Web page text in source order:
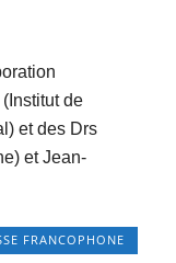
de
et des Drs
et Jean-
FRANCOPHONE